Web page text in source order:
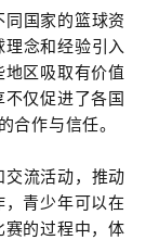
国家的篮球资
念和经验引入
区吸取有价值
仅促进了各国
合作与信任。
流活动，推动
青少年可以在
的过程中，体